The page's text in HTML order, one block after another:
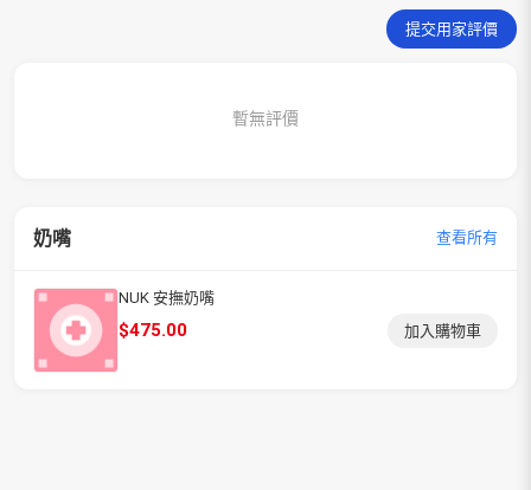
提交用家評價
暫無評價
奶嘴 查看所有
NUK 安撫奶嘴
$475.00 加入購物車